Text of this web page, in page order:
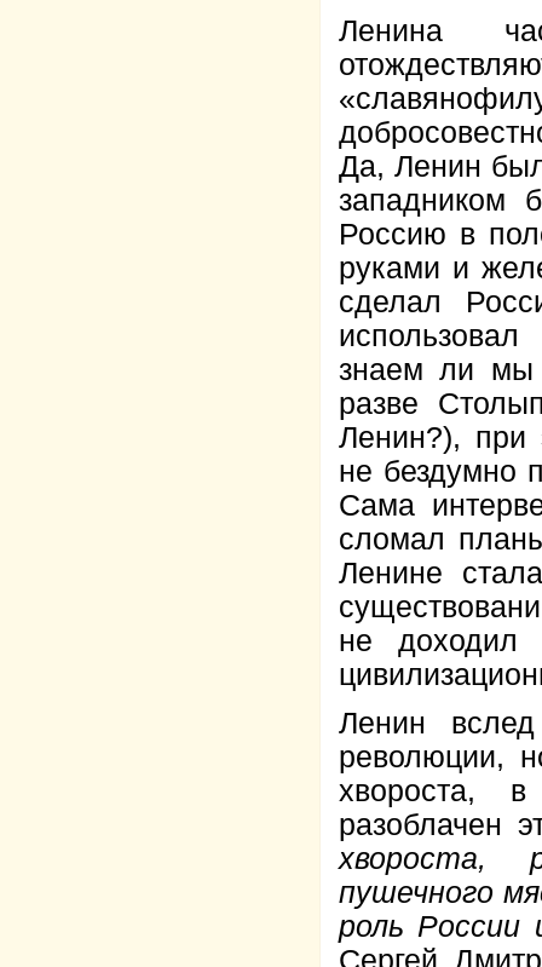
Ленина
Да, Ленин
Россию в
руками и
сделал
знаем ли мы
разве
Ленин?), при
не бездумно
Сама
сломал
Ленине
не доходил
Ленин
революции,
хвороста,
разоблачен
хвороста,
пушечного
роль России
Сергей